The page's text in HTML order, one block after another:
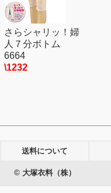
さらシャリッ！婦
人７分ボトム
6664
\1232
送料について
© 大塚衣料（株）